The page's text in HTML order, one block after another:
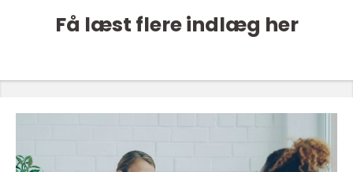
Få læst flere indlæg her